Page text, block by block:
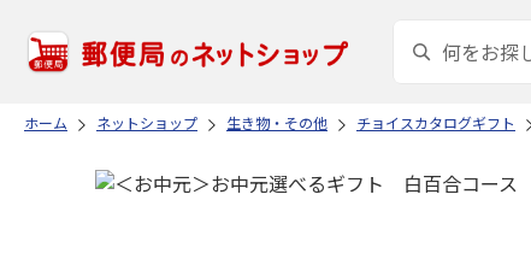
ホーム ネットショップ 生き物・その他 チョイスカタログギフト